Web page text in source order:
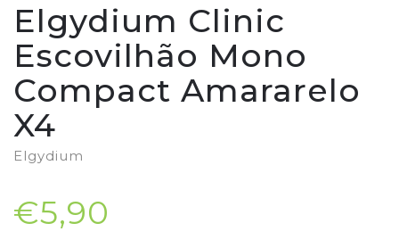
Elgydium Clinic
Escovilhão Mono
Compact Amararelo
X4
Elgydium
€5,90